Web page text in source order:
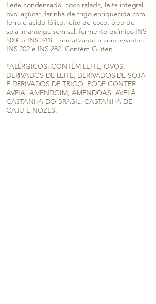
Leite condensado, coco ralado, leite integral,
ovo, açúcar, farinha de trigo enriquecida com
ferro e ácido fólico, leite de coco, óleo de
soja, manteiga sem sal, fermento químico INS
500ii e INS 341i, aromatizante e conservante
INS 202 e INS 282. Contém Glúten.
*ALÉRGICOS: CONTÉM LEITE, OVOS,
DERIVADOS DE LEITE, DERIVADOS DE SOJA
E DERIVADOS DE TRIGO. PODE CONTER
AVEIA, AMENDOIM, AMÊNDOAS, AVELÃ,
CASTANHA DO BRASIL, CASTANHA DE
CAJU E NOZES.